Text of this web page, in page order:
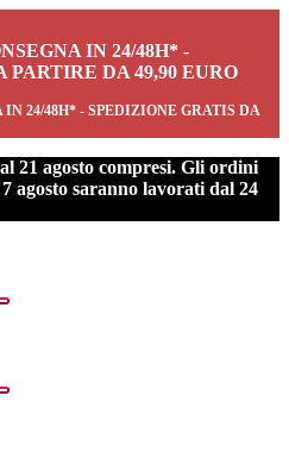
IN 24/48H* -
DA 49,90 EURO
24/48H* - SPEDIZIONE GRATIS DA
21 agosto compresi. Gli ordini
agosto saranno lavorati dal 24